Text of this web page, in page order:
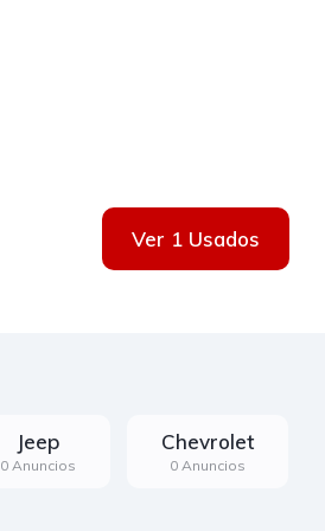
Ver 1 Usados
Jeep
0 Anuncios
Chevrolet
0 Anuncios